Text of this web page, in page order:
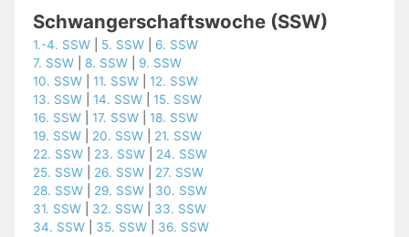
Schwangerschaftswoche (SSW)
1.-4. SSW 5. SSW
6. SSW
7. SSW
8. SSW
9. SSW
10. SSW |11. SSW |12. SSW
13. SSW |14. SSW |15. SSW
16. SSW |17. SSW |18. SSW
19. SSW
20. SSW
21. SSW
22. SSW
23. SSW
24. SSW
25. SSW
26. SSW
27. SSW
28. SSW
29. SSW
30. SSW
31. SSW
32. SSW
33. SSW
34. SSW
35. SSW
36. SSW